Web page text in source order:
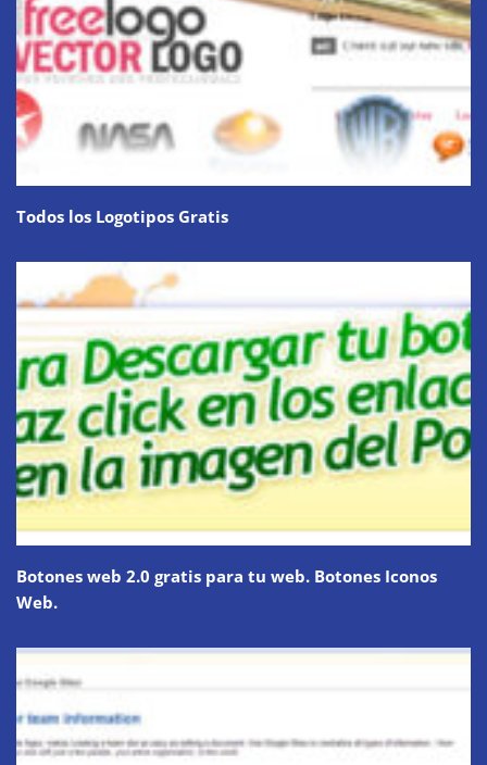
Todos los Logotipos Gratis
Botones web 2.0 gratis para tu web. Botones Iconos
Web.